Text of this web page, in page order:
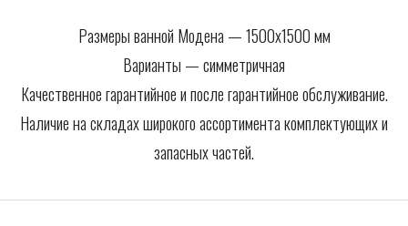
Размеры ванной Модена — 1500х1500 мм
Варианты — симметричная
Качественное гарантийное и после гарантийное обслуживание.
Наличие на складах широкого ассортимента комплектующих и
запасных частей.